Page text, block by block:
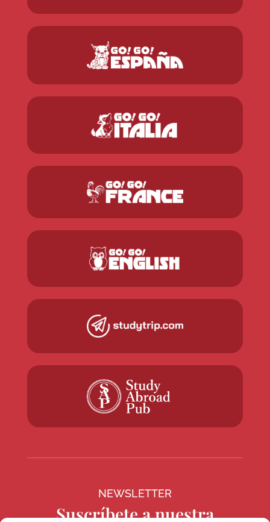
NEWSLETTER
Suscríbete a nuestra